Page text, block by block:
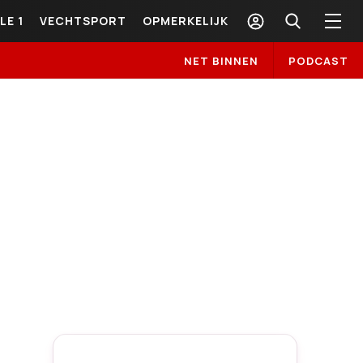
1 VECHTSPORT OPMERKELIJK
NET BINNEN PODCAST